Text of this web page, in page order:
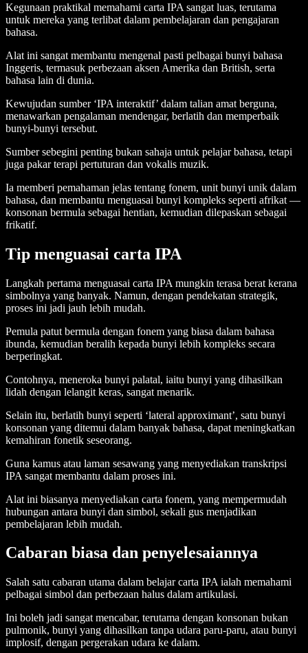
Kegunaan praktikal memahami carta IPA sangat luas, terutama
untuk mereka yang terlibat dalam pembelajaran dan pengajaran
bahasa.
Alat ini sangat membantu mengenal pasti pelbagai bunyi bahasa
Inggeris, termasuk perbezaan aksen Amerika dan British, serta
bahasa lain di dunia.
Kewujudan sumber ‘IPA interaktif’ dalam talian amat berguna,
menawarkan pengalaman mendengar, berlatih dan memperbaik
bunyi-bunyi tersebut.
Sumber sebegini penting bukan sahaja untuk pelajar bahasa, tetapi
juga pakar terapi pertuturan dan vokalis muzik.
Ia memberi pemahaman jelas tentang fonem, unit bunyi unik dalam
bahasa, dan membantu menguasai bunyi kompleks seperti afrikat —
konsonan bermula sebagai hentian, kemudian dilepaskan sebagai
frikatif.
Tip menguasai carta IPA
Langkah pertama menguasai carta IPA mungkin terasa berat kerana
simbolnya yang banyak. Namun, dengan pendekatan strategik,
proses ini jadi jauh lebih mudah.
Pemula patut bermula dengan fonem yang biasa dalam bahasa
ibunda, kemudian beralih kepada bunyi lebih kompleks secara
berperingkat.
Contohnya, meneroka bunyi palatal, iaitu bunyi yang dihasilkan
lidah dengan lelangit keras, sangat menarik.
Selain itu, berlatih bunyi seperti ‘lateral approximant’, satu bunyi
konsonan yang ditemui dalam banyak bahasa, dapat meningkatkan
kemahiran fonetik seseorang.
Guna kamus atau laman sesawang yang menyediakan transkripsi
IPA sangat membantu dalam proses ini.
Alat ini biasanya menyediakan carta fonem, yang mempermudah
hubungan antara bunyi dan simbol, sekali gus menjadikan
pembelajaran lebih mudah.
Cabaran biasa dan penyelesaiannya
Salah satu cabaran utama dalam belajar carta IPA ialah memahami
pelbagai simbol dan perbezaan halus dalam artikulasi.
Ini boleh jadi sangat mencabar, terutama dengan konsonan bukan
pulmonik, bunyi yang dihasilkan tanpa udara paru-paru, atau bunyi
implosif, dengan pergerakan udara ke dalam.